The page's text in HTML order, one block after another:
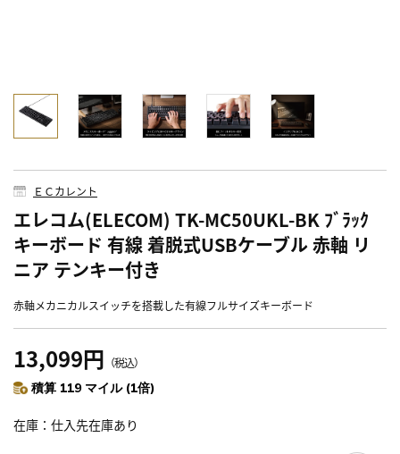
ＥＣカレント
エレコム(ELECOM) TK-MC50UKL-BK ﾌﾞﾗｯｸ
キーボード 有線 着脱式USBケーブル 赤軸 リ
ニア テンキー付き
赤軸メカニカルスイッチを搭載した有線フルサイズキーボード
13,099円 （税込）
積算 119 マイル (1倍)
在庫 仕入先在庫あり